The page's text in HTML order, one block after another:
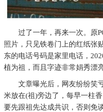
过了一年，再来一次。原
照片，只见铁卷门上的红纸张
东的电话号码是家里电话，
植为祖，而且字迹非常娟秀漂
文章曝光后，网友纷纷笑
米放在(祖)旁边了，每早一柱
要先跟祖先达成共识，否则免